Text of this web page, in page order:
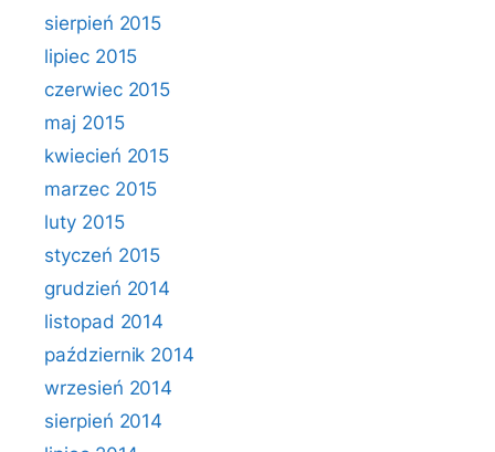
sierpień 2015
lipiec 2015
czerwiec 2015
maj 2015
kwiecień 2015
marzec 2015
luty 2015
styczeń 2015
grudzień 2014
listopad 2014
październik 2014
wrzesień 2014
sierpień 2014